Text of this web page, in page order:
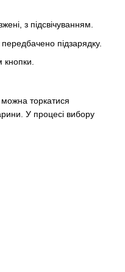
з підсвічуванням.
підзарядку.
кнопки.
торкатися
У процесі вибору